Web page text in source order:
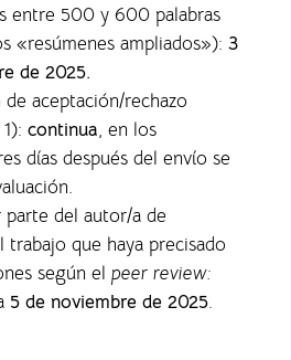
entre 500 y 600 palabras
«resúmenes ampliados»): 3
de 2025.
aceptación/rechazo
: continua, en los
días después del envío se
parte del autor/a de
que haya precisado
según el peer review:
5 de noviembre de 2025.